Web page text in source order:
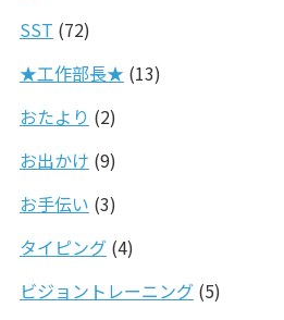
SST (72)
★工作部長★ (13)
おたより (2)
お出かけ (9)
お手伝い (3)
タイピング(4)
ビジョントレーニング(5)